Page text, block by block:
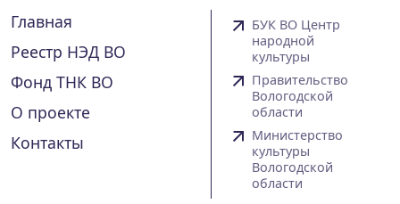
Главная
Реестр НЭД ВО
Фонд ТНК ВО
О проекте
Контакты
БУК ВО Центр
народной
культуры
Правительство
Вологодской
области
Министерство
культуры
Вологодской
области